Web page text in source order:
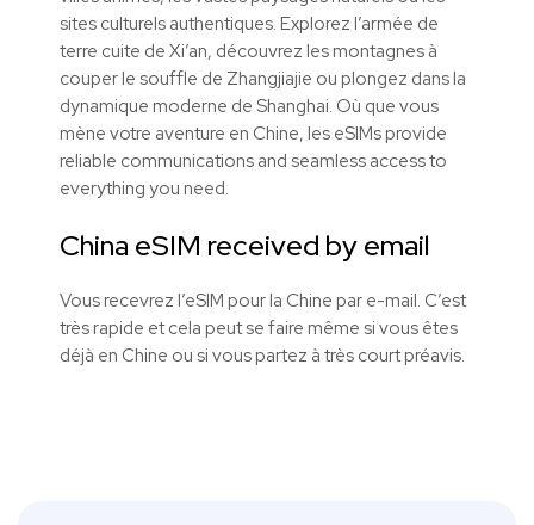
sites culturels authentiques. Explorez l’armée de
terre cuite de Xi’an, découvrez les montagnes à
couper le souffle de Zhangjiajie ou plongez dans la
dynamique moderne de Shanghai. Où que vous
mène votre aventure en Chine, les eSIMs provide
reliable communications and seamless access to
everything you need.
China eSIM received by email
Vous recevrez l’eSIM pour la Chine par e-mail. C’est
très rapide et cela peut se faire même si vous êtes
déjà en Chine ou si vous partez à très court préavis.